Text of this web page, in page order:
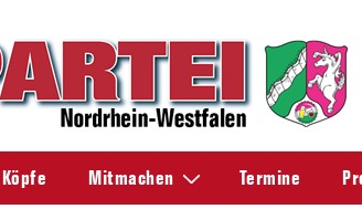
Köpfe Mitmachen Termine